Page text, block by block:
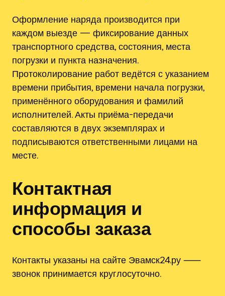
Оформление наряда производится при
каждом выезде — фиксирование данных
транспортного средства, состояния, места
погрузки и пункта назначения.
Протоколирование работ ведётся с указанием
времени прибытия, времени начала погрузки,
применённого оборудования и фамилий
исполнителей. Акты приёма-передачи
составляются в двух экземплярах и
подписываются ответственными лицами на
месте.
Контактная
информация и
способы заказа
Контакты указаны на сайте Эвамск24.ру ⸺
звонок принимается круглосуточно.